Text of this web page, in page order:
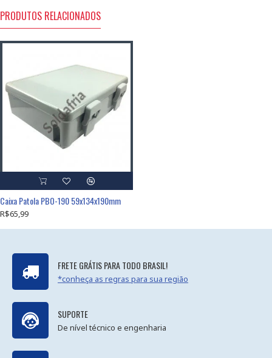
PRODUTOS RELACIONADOS
Caixa Patola PBO-190 59x134x190mm
R$65,99
FRETE GRÁTIS PARA TODO BRASIL!
*conheça as regras para sua região
SUPORTE
De nível técnico e engenharia